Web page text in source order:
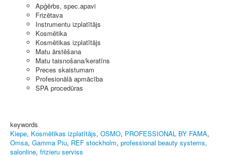
Apģērbs, spec.apavi
Frizētava
Instrumentu izplatītājs
Kosmētika
Kosmētikas izplatītājs
Matu ārstēšana
Matu taisnošana/keratīns
Preces skaistumam
Profesionālā apmācība
SPA procedūras
keywords
Kiepe, Kosmētikas izplatītājs, OSMO, PROFESSIONAL BY FAMA,
Omsa, Gamma Piu, REF stockholm, professional beauty systems,
salonline, frizieru serviss